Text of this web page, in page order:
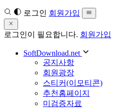
로그인 회원가입
로그인이 필요합니다. 회원가입
SoftDownload.net
공지사항
회원광장
스티커(이모티콘)
추천홈페이지
미검증자료